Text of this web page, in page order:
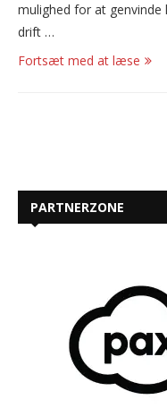
mulighed for at
drift …
Fortsæt med at læse
PARTNERZONE